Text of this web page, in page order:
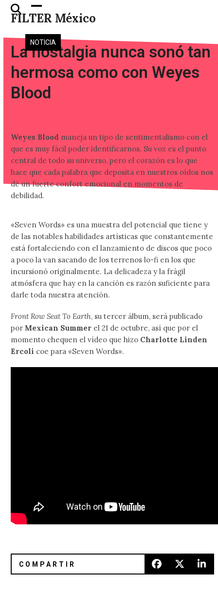
Skip
FILTER México
Open
mobile
menu
Close
mobile
menu
NOTICIA
La nostalgia nunca sonó tan
hermosa como con Weyes
Blood
Weyes Blood maneja un tipo de sentimentalismo con el
que es muy fácil poder identificarnos. Su voz es el punto
central de todo su universo, pero el corazón es lo que
hace que cada palabra que deposita en nuestros oídos nos
dé un fuerte confort emocional en momentos de
debilidad.
«Seven Words» es una muestra del potencial que tiene y
de las notables habilidades artísticas que constantemente
está fortaleciendo con el lanzamiento de discos que poco
a poco la van sacando de los terrenos lo-fi en los que
incursionó originalmente. La delicadeza y la frágil
atmósfera que hay en la canción es razón suficiente para
darle toda nuestra atención.
Front Row Seat To Earth, su tercer álbum, será publicado
por Mexican Summer el 21 de octubre, así que por el
momento chequen el vídeo que hizo Charlotte Linden
Ercoli coe para «Seven Words».